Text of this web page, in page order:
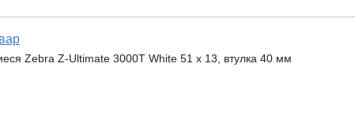
Zebra Z-Ultimate 3000T White 51 x 13, втулка 40 мм